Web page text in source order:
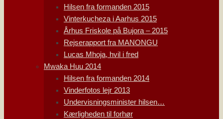
Hilsen fra formanden 2015
Vinterkucheza i Aarhus 2015
Århus Friskole på Bujora – 2015
Rejserapport fra MANONGU
Lucas Mhoja, hvil i fred
Mwaka Huu 2014
Hilsen fra formanden 2014
Vinderfotos lejr 2013
Undervisningsminister hilsen…
Kærligheden til forhør